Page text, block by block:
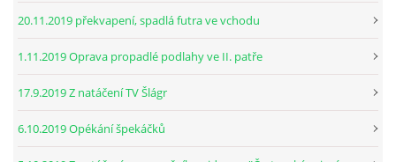
20.11.2019 překvapení, spadlá futra ve vchodu
1.11.2019 Oprava propadlé podlahy ve II. patře
17.9.2019 Z natáčení TV Šlágr
6.10.2019 Opékání špekáčků